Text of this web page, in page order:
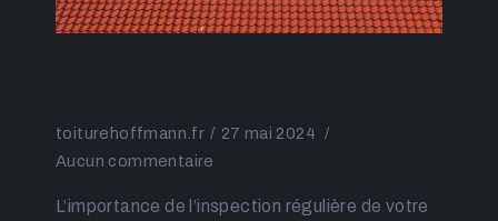
toiturehoffmann.fr
27 mai 2024
Aucun commentaire
L’importance de l’inspection régulière de votre